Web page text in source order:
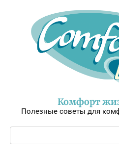
Комфорт
Полезные советы для
Поиск: